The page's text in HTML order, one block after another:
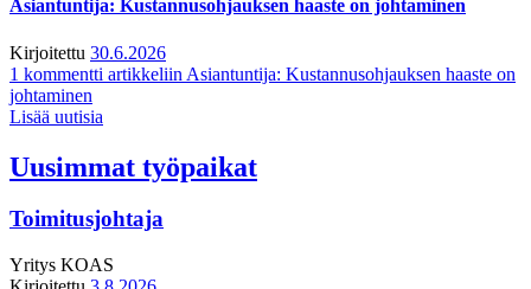
Asiantuntija: Kustannusohjauksen haaste on johtaminen
Kirjoitettu 30.6.2026
1 kommentti artikkeliin Asiantuntija: Kustannusohjauksen haaste on
johtaminen
Lisää uutisia
Uusimmat työpaikat
Toimitusjohtaja
Yritys KOAS